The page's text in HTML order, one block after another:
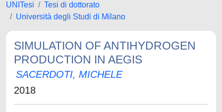
UNITesi
Tesi di dottorato
Università degli Studi di Milano
SIMULATION OF ANTIHYDROGEN
PRODUCTION IN AEGIS
SACERDOTI, MICHELE
2018